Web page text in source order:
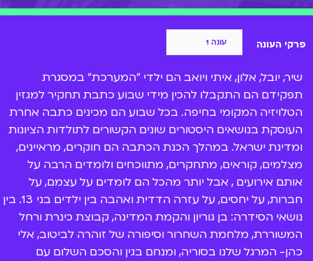
פרקי העונה
שיר, יובל, אלון, איתי ויואב הם ילדי "המערכת" במסגרת
תפקידם הם התקבלו להכין מידי שבוע כתבת תחקיר למגזין
הטלויזיה המקומי בחיפה. בכל שבוע הם מכינים כתבה אחרת
העוסקת בנושאים היסטורים שונים הקשורים לתולדות הציונות
ומדינת ישראל. במהלך הכנת הכתבה הם חוקרים, מראיינים,
מצלמים, קוראים, מתחקרים, מתווכחים ולומדים הרבה על
אותם אירועים , אבל יותר מהכל הם לומדים על עצמם, על
חברות, על יחסים, על עזרה הדדית ואהבה בין ילדים בני 13. בין
נושאי הסידרה: בן גוריון והקמת המדינה, קבוצת כינרת ורחל
המשוררת, מלחמת השחרור וסיפורה של זוהרה לביטוב, אלי
כהן- המרגל שלנו בסוריה, ומנחם בגין והסכם השלום עם